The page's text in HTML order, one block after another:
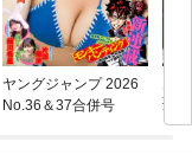
ヤングジャンプ 2026
No.36＆37合併号
聖
り